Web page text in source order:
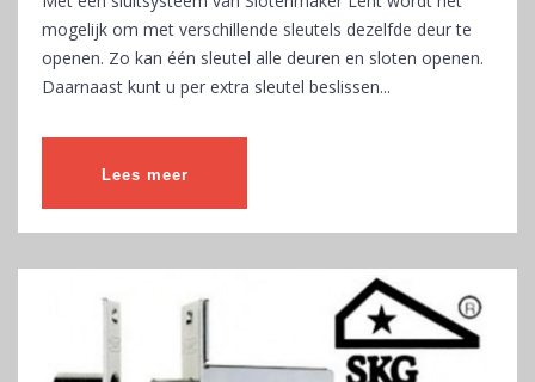
mogelijk om met verschillende sleutels dezelfde deur te
openen. Zo kan één sleutel alle deuren en sloten openen.
Daarnaast kunt u per extra sleutel beslissen...
Lees meer